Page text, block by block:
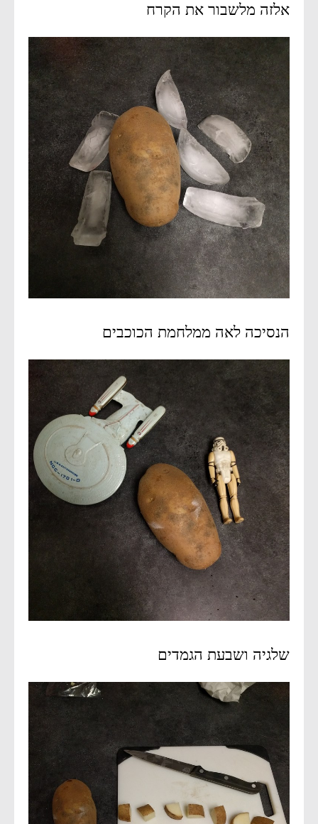
אלזה מלשבור את הקרח
הנסיכה לאה ממלחמת הכוכבים
שלגיה ושבעת הגמדים